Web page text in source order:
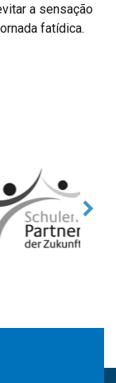
a sensação
fatídica.